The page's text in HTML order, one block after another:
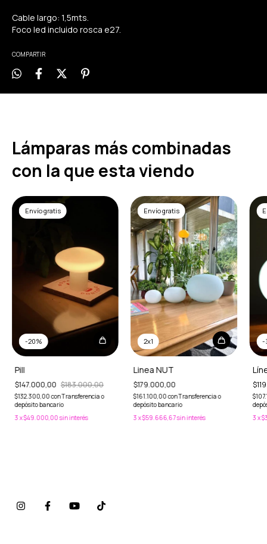
Cable largo: 1,5mts.
Foco led incluido rosca e27.
COMPARTIR
Lámparas más combinadas
con la que esta viendo
-20%
Envío gratis
Pill
$147.000,00 $183.000,00
$132.300,00conTransferencia o
depósito bancario
3 x$49.000,00 sin interés
2x1
Envío gratis
Linea NUT
$179.000,00
$161.100,00conTransferencia o
depósito bancario
3 x$59.666,67sin interés
-
3 x